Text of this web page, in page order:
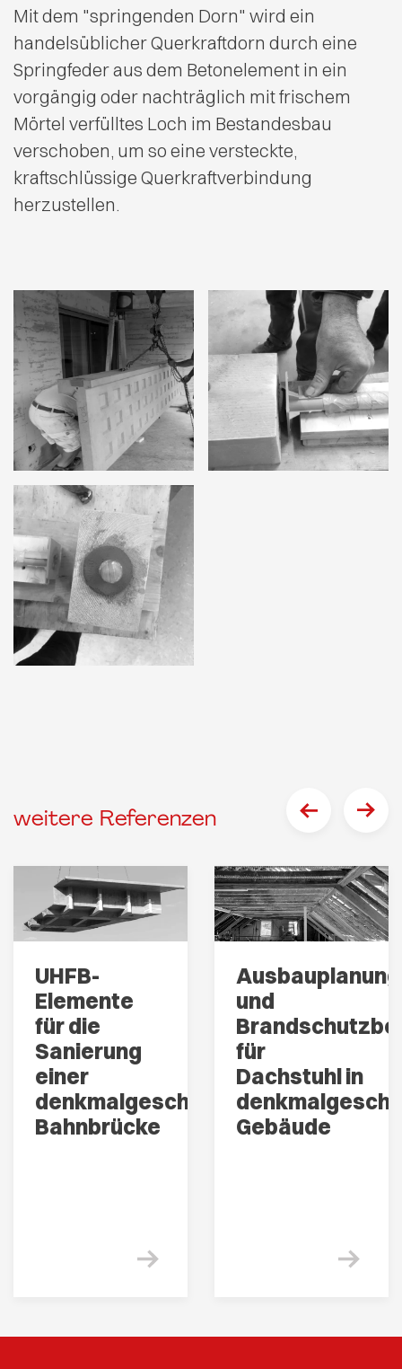
Mit dem "springenden Dorn" wird ein
handelsüblicher Querkraftdorn durch eine
Springfeder aus dem Betonelement in ein
vorgängig oder nachträglich mit frischem
Mörtel verfülltes Loch im Bestandesbau
verschoben, um so eine versteckte,
kraftschlüssige Querkraftverbindung
herzustellen.
weitere Referenzen
UHFB-
Elemente
für die
Sanierung
einer
denkmalgeschützten
Bahnbrücke
Ausbauplanung
und
für
Dachstuhl in
Gebäude